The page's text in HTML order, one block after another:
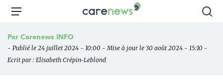
Aller
principal
Carenews,
des
acteurs
Menu
Par Carenews INFO
- Publié le 24 juillet 2024 - 10:00 - Mise à jour le 30 août 2024 - 15:10 -
Ecrit par : Elisabeth Crépin-Leblond